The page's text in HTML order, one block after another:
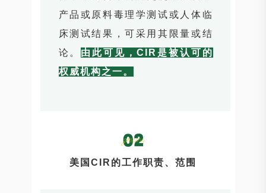
产品或原料毒理学测试或人体临
床测试结果，可采用其限量或结
论。 由此可见，CIR是被认可的
权威机构之一。
美国CIR的工作职责、范围